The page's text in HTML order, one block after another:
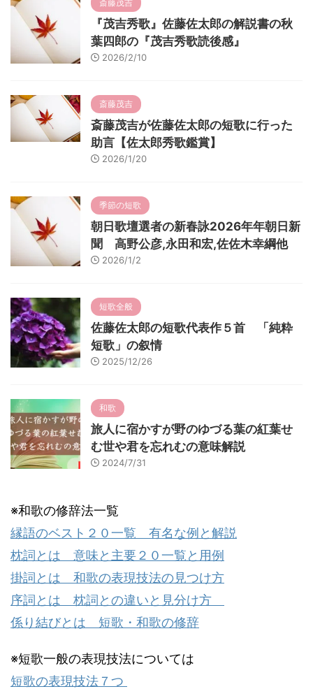
斎藤茂吉
『茂吉秀歌』佐藤佐太郎の解説書の秋
葉四郎の『茂吉秀歌読後感』
2026/2/10
斎藤茂吉
斎藤茂吉が佐藤佐太郎の短歌に行った
助言【佐太郎秀歌鑑賞】
2026/1/20
季節の短歌
朝日歌壇選者の新春詠2026年年朝日新
聞 高野公彦,永田和宏,佐佐木幸綱他
2026/1/2
短歌全般
佐藤佐太郎の短歌代表作５首 「純粋
短歌」の叙情
2025/12/26
和歌
旅人に宿かすが野のゆづる葉の紅葉せ
む世や君を忘れむの意味解説
2024/7/31
※和歌の修辞法一覧
縁語のベスト２０一覧 有名な例と解説
枕詞とは 意味と主要２０一覧と用例
掛詞とは 和歌の表現技法の見つけ方
序詞とは 枕詞との違いと見分け方
係り結びとは 短歌・和歌の修辞
※短歌一般の表現技法については
短歌の表現技法７つ